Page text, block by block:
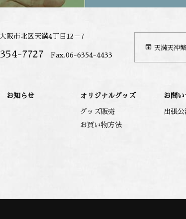
阪市北区天満4丁目12－7
7727 Fax.06-6354-4433
open_in_browser 天満天神
お知らせ オリジナルグッズ
グッズ販売
お買い物方法
お問
出張